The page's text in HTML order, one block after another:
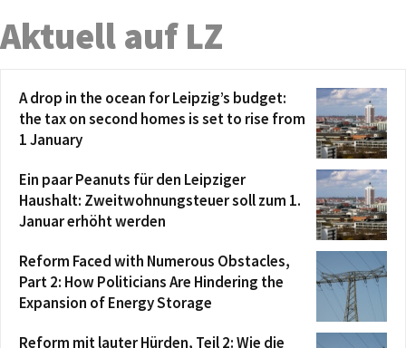
Aktuell auf LZ
A drop in the ocean for Leipzig’s budget:
the tax on second homes is set to rise from
1 January
Ein paar Peanuts für den Leipziger
Haushalt: Zweitwohnungsteuer soll zum 1.
Januar erhöht werden
Reform Faced with Numerous Obstacles,
Part 2: How Politicians Are Hindering the
Expansion of Energy Storage
Reform mit lauter Hürden, Teil 2: Wie die